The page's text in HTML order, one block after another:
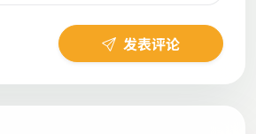
发表评论